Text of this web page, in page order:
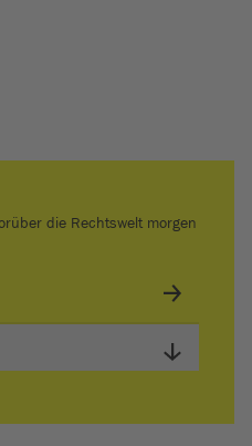
die Rechtswelt morgen